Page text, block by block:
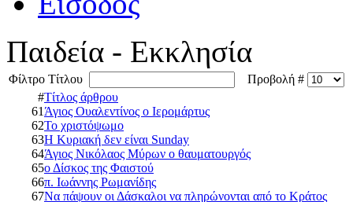
Παιδεία - Εκκλησία
Φίλτρο Τίτλου
Προβολή #
#Τίτλος άρθρου
61 Άγιος Ουαλεντίνος ο Ιερομάρτυς
62Το χριστόψωμο
63Η Κυριακή δεν είναι Sunday
64Άγιος Νικόλαος Μύρων ο θαυματουργός
65ο Δίσκος της Φαιστού
66π. Ιωάννης Ρωμανίδης
67Να πάψουν οι Δάσκαλοι να πληρώνονται από το Κράτος